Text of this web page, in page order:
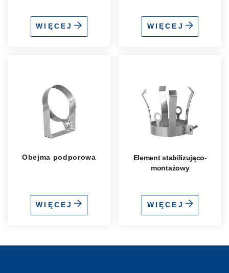
WIĘCEJ WIĘCEJ
Obejma podporowa
WIĘCEJ
Element stabilizująco-
montażowy
WIĘCEJ